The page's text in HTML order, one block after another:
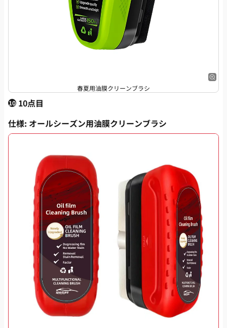
春夏用油膜クリーンブラシ
10 10点目
仕様: オールシーズン用油膜クリーンブラシ